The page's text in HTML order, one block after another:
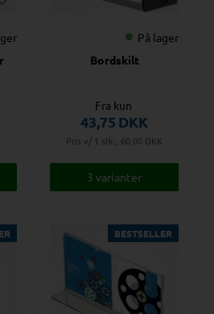
På lager
Bordskilt
Fra kun
43,75 DKK
Pris v/ 1 stk., 60,00 DKK
3 varianter
BESTSELLER